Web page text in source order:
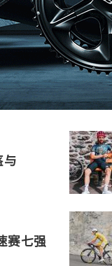
与
赛七强